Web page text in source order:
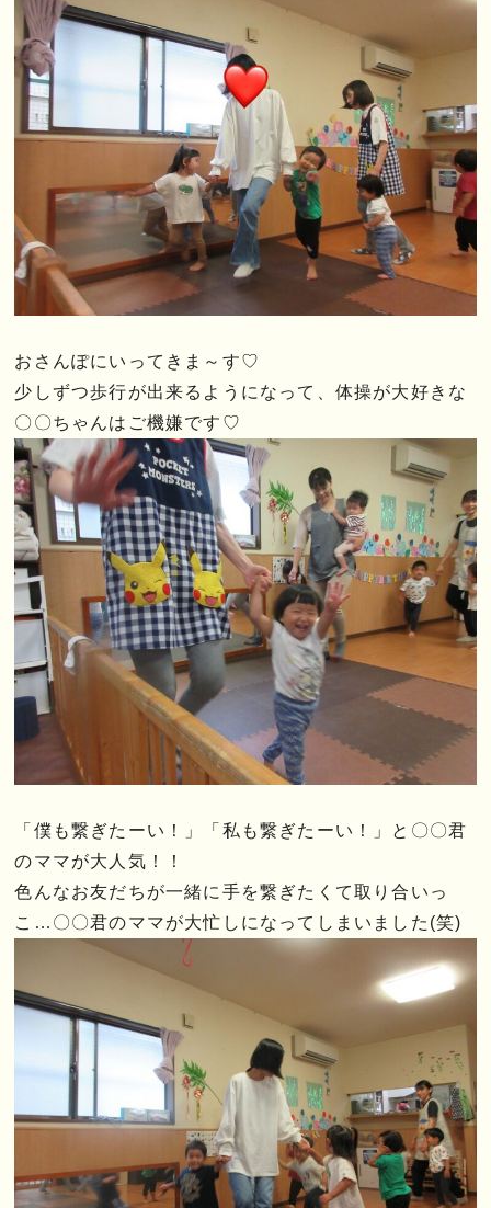
おさんぽにいってきま～す♡
少しずつ歩行が出来るようになって、体操が大好きな
〇〇ちゃんはご機嫌です♡
「僕も繋ぎたーい！」「私も繋ぎたーい！」と〇〇君
のママが大人気！！
色んなお友だちが一緒に手を繋ぎたくて取り合いっ
こ…〇〇君のママが大忙しになってしまいました(笑)